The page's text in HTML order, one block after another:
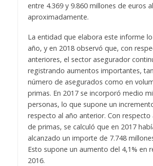
entre 4.369 y 9.860 millones de euros
aproximadamente.
La entidad que elabora este informe
año, y en 2018 observó que, con
anteriores, el sector asegurador
registrando aumentos importantes,
número de asegurados como en
primas. En 2017 se incorporó medio
personas, lo que supone un
respecto al año anterior. Con respecto
de primas, se calculó que en 2017
alcanzado un importe de 7.748
Esto supone un aumento del 4,1% en
2016.